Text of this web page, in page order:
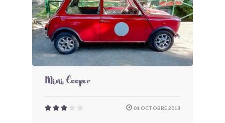
Mini Cooper
01 OCTOBRE 2018